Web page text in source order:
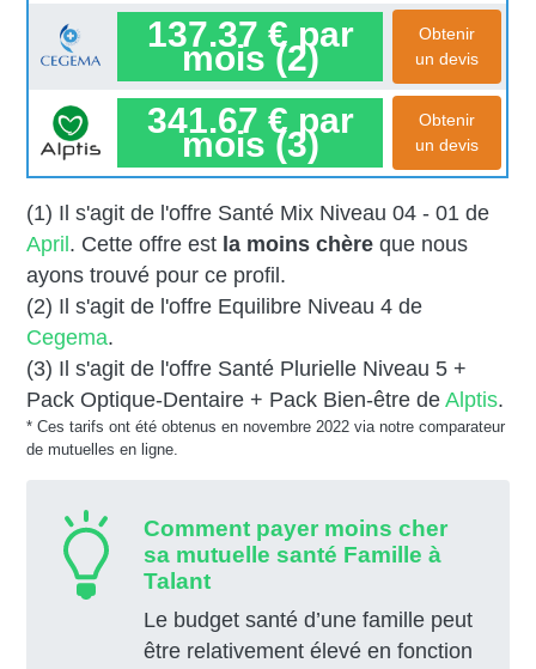
137.37 € par
mois (2)
Obtenir
un devis
341.67 € par
mois (3)
Obtenir
un devis
(1) Il s'agit de l'offre Santé Mix Niveau 04 - 01 de
April . Cette offre est la moins chère que nous
ayons trouvé pour ce profil.
(2) Il s'agit de l'offre Equilibre Niveau 4 de
Cegema.
(3) Il s'agit de l'offre Santé Plurielle Niveau 5 +
Pack Optique-Dentaire + Pack Bien-être deAlptis.
* Ces tarifs ont été obtenus en novembre 2022 via notre comparateur
de mutuelles en ligne.
Comment payer moins cher
sa mutuelle santé Famille à
Talant
Le budget santé d’une famille peut
être relativement élevé en fonction